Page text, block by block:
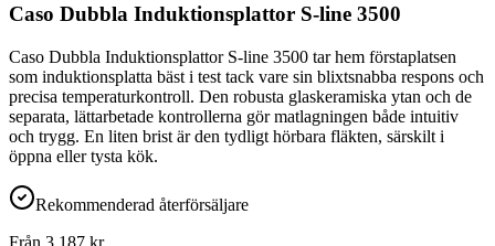
Caso Dubbla Induktionsplattor S-line 3500
Caso Dubbla Induktionsplattor S-line 3500 tar hem förstaplatsen
som induktionsplatta bäst i test tack vare sin blixtsnabba respons och
precisa temperaturkontroll. Den robusta glaskeramiska ytan och de
separata, lättarbetade kontrollerna gör matlagningen både intuitiv
och trygg. En liten brist är den tydligt hörbara fläkten, särskilt i
öppna eller tysta kök.
Rekommenderad återförsäljare
Från 3 187 kr